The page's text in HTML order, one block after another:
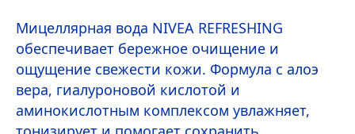
Мицеллярная вода NIVEA REFRESHING
обеспечивает бережное очищение и
ощущение свежести кожи. Формула с алоэ
вера, гиалуроновой кислотой и
аминокислотным комплексом увлажняет,